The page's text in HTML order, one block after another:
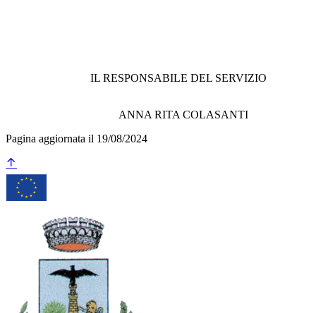
IL RESPONSABILE DEL SERVIZIO
ANNA RITA COLASANTI
Pagina aggiornata il 19/08/2024